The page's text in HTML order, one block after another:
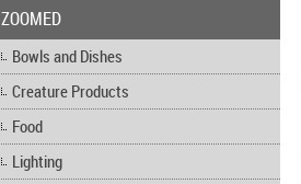
ZOOMED
Bowls and Dishes
Creature Products
Food
Lighting